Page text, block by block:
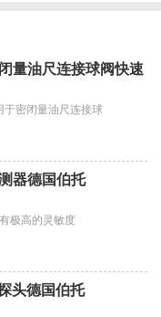
量油尺连接球阀快速
于密闭量油尺连接球
器德国伯托
极高的灵敏度
头德国伯托